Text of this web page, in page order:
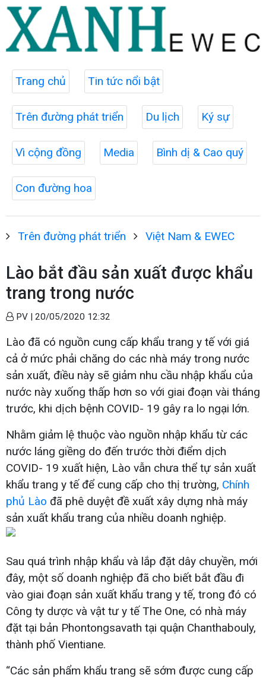
Trang chủ Tin tức nổi bật
Trên đường phát triển Du lịch Ký sự
Vì cộng đồng Media Bình dị & Cao quý
Con đường hoa
Trên đường phát triển Việt Nam & EWEC
Lào bắt đầu sản xuất được khẩu
trang trong nước
PV | 20/05/2020 12:32
Lào đã có nguồn cung cấp khẩu trang y tế với giá
cả ở mức phải chăng do các nhà máy trong nước
sản xuất, điều này sẽ giảm nhu cầu nhập khẩu của
nước này xuống thấp hơn so với giai đoạn vài tháng
trước, khi dịch bệnh COVID- 19 gây ra lo ngại lớn.
Nhằm giảm lệ thuộc vào nguồn nhập khẩu từ các
nước láng giềng do đến trước thời điểm dịch
COVID- 19 xuất hiện, Lào vẫn chưa thể tự sản xuất
khẩu trang y tế để cung cấp cho thị trường, Chính
phủ Lào đã phê duyệt đề xuất xây dựng nhà máy
sản xuất khẩu trang của nhiều doanh nghiệp.
Sau quá trình nhập khẩu và lắp đặt dây chuyền, mới
đây, một số doanh nghiệp đã cho biết bắt đầu đi
vào giai đoạn sản xuất khẩu trang y tế, trong đó có
Công ty dược và vật tư y tế The One, có nhà máy
đặt tại bản Phontongsavath tại quận Chanthabouly,
thành phố Vientiane.
“Các sản phẩm khẩu trang sẽ sớm được cung cấp